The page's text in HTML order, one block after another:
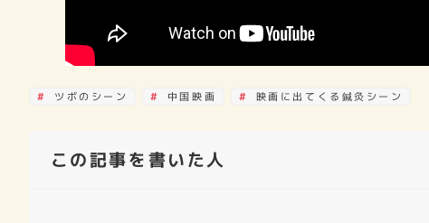
ツボのシーン 中国映画 映画に出てくる鍼灸シーン
この記事を書いた人